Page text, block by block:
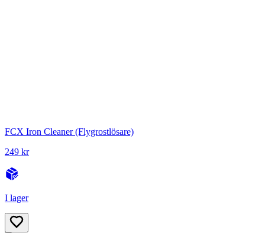
FCX Iron Cleaner (Flygrostlösare)
249 kr
I lager